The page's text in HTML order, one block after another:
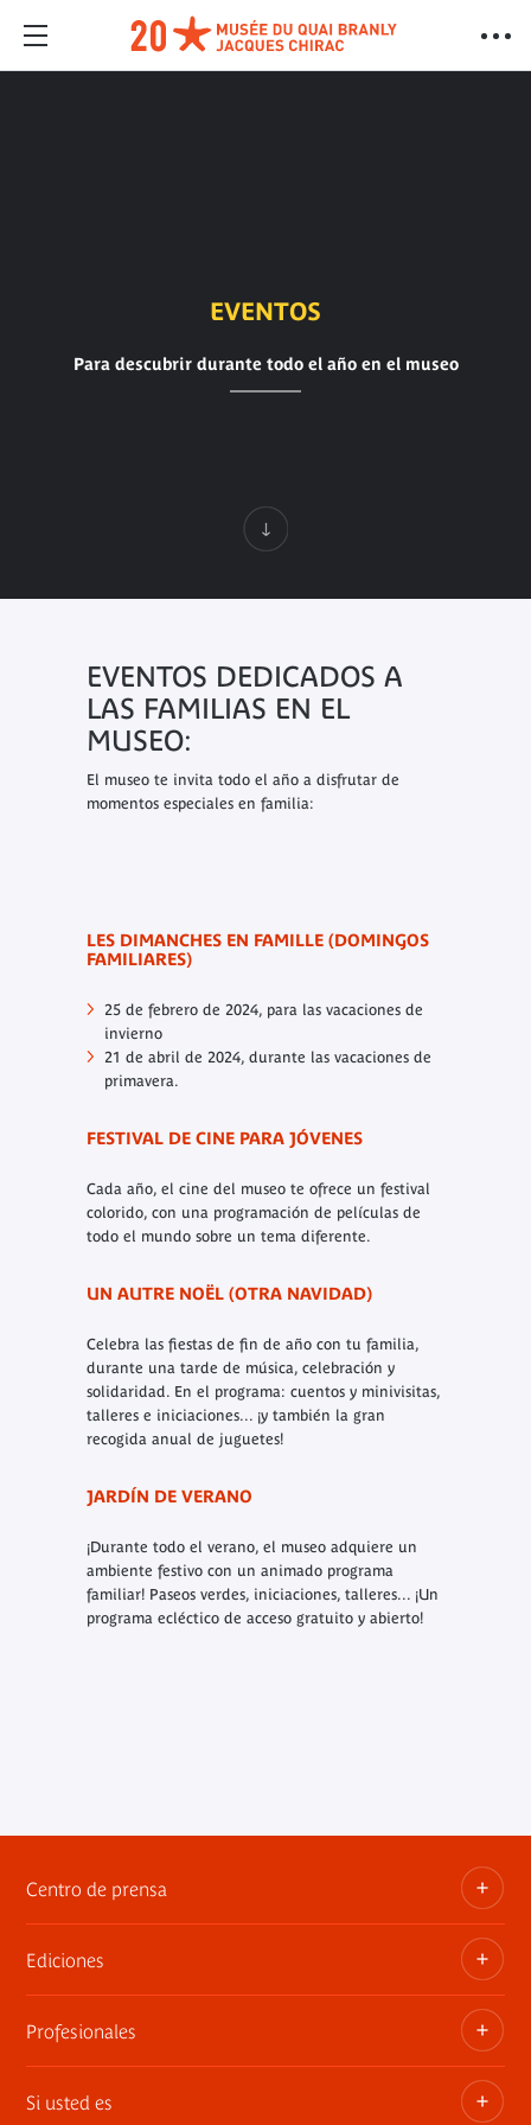
EVENTOS
Para descubrir durante todo el año en el museo
EVENTOS DEDICADOS A
LAS FAMILIAS EN EL
MUSEO:
El museo te invita todo el año a disfrutar de
momentos especiales en familia:
LES DIMANCHES EN FAMILLE (DOMINGOS
FAMILIARES)
25 de febrero de 2024, para las vacaciones de
invierno
21 de abril de 2024, durante las vacaciones de
primavera.
FESTIVAL DE CINE PARA JÓVENES
Cada año, el cine del museo te ofrece un festival
colorido, con una programación de películas de
todo el mundo sobre un tema diferente.
UN AUTRE NOËL (OTRA NAVIDAD)
Celebra las fiestas de fin de año con tu familia,
durante una tarde de música, celebración y
solidaridad. En el programa: cuentos y minivisitas,
talleres e iniciaciones... ¡y también la gran
recogida anual de juguetes!
JARDÍN DE VERANO
¡Durante todo el verano, el museo adquiere un
ambiente festivo con un animado programa
familiar! Paseos verdes, iniciaciones, talleres... ¡Un
programa ecléctico de acceso gratuito y abierto!
Centro de prensa
Dosieres, comunicados de prensa, anuncios de
exposiciones
Ediciones
Las publicaciones del museo
Profesionales
Privatiza los espacios
Si usted es